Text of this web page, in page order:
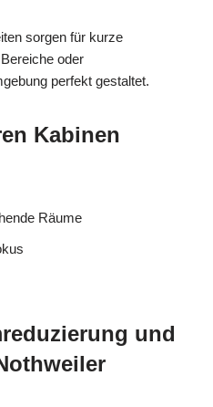
sorgen für kurze
oder
perfekt gestaltet.
Kabinen
Räume
und